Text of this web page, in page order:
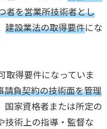
者を営業所技術者とし
建設業法の取得要件にな
取得要件になっていま
請負契約の技術面を管理
国家資格者または所定の
技術上の指導・監督な